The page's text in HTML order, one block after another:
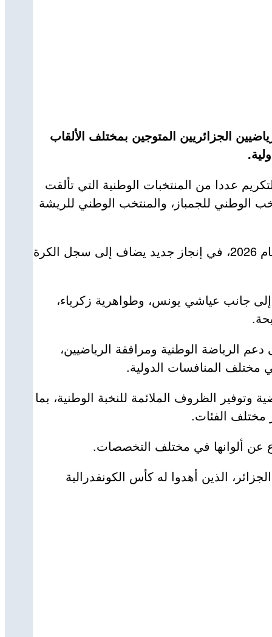
الجزائريين المتوجين بمختلف الألقاب
عددا من المنتخبات الوطنية التي تألقت
الوطني للجمباز، والمنتخب الوطني للريشة
كما خص رئيس الجمهورية بالتكريم فريق اتحاد الجزائر بعد تتويجه بكأس الكونفدرالية الإفريقية لكرة القدم لعام 2026، في إنجاز جديد يضاف إلى سجل الكرة
إلى جانب عياشي يونس، وطواهرية زكرياء،
الرياضة الوطنية ومرافقة الرياضيين،
مختلف المنافسات الدولية.
الظروف الملائمة للنخبة الوطنية، بما
مختلف الفئات.
عن ألوانها في مختلف التخصصات.
الذين أهدوا له كأس الكونفدرالية